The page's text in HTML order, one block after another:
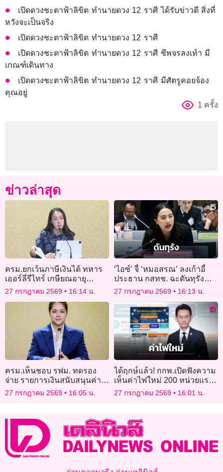
เปิดดวงชะตาฟ้าลิขิต ทำนายดวง 12 ราศี ได้รับข่าวดี สิ่งที่
หวังจะเป็นจริง
เปิดดวงชะตาฟ้าลิขิต ทำนายดวง 12 ราศี
เปิดดวงชะตาฟ้าลิขิต ทำนายดวง 12 ราศี ชีพจรลงเท้า มี
เกณฑ์เดินทาง
เปิดดวงชะตาฟ้าลิขิต ทำนายดวง 12 ราศี มีศัตรูคอยจ้อง
คุณอยู่
1 ครั้ง
ข่าวล่าสุด
ครม.ยกเว้นภาษีเงินได้ ทหาร
เออร์ลี่รีไทร์ เกษียณอายุ
ราชการก่อนกำหนด
27 กรกฎาคม 2569 16:14 น.
‘ไอซ์’ จี้ ‘หมอสรณ’ ลงเก้าอี้
ประธาน กสทช. ฉะดันทุรัง
เกณฑ์คนมาให้กำลังใจราวกับ
เป็นผู้ถูกกระทำ
27 กรกฎาคม 2569 16:13 น.
ครม.เห็นชอบ รฟม. ทดรอง
จ่าย รายการเงินสนับสนุนค่า
งานโยธา รถไฟฟ้าสายสีส้ม
9,414 ล้านบาท
27 กรกฎาคม 2569 16:05 น.
ได้ฤกษ์แล้ว! กกพ.เปิดฟังความ
เห็นค่าไฟใหม่ 200 หน่วยแรก
3 บาท บ้านเช่า-หอพักได้ด้วย
27 กรกฎาคม 2569 16:01 น.